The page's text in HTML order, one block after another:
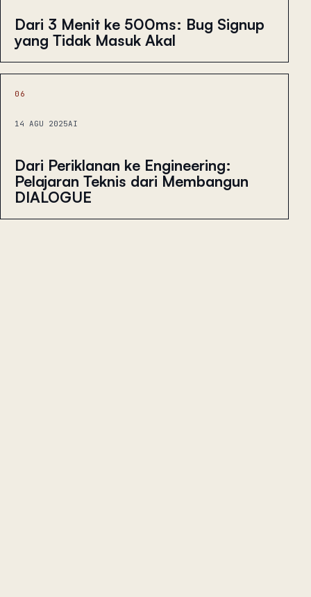
Dari 3 Menit ke 500ms: Bug Signup
yang Tidak Masuk Akal
06
14 AGU 2025AI
Dari Periklanan ke Engineering:
Pelajaran Teknis dari Membangun
DIALOGUE